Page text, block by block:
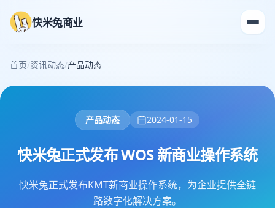
快米兔商业
首页/资讯动态/产品动态
产品动态 2024-01-15
快米兔正式发布 WOS 新商业操作系统
快米兔正式发布KMT新商业操作系统，为企业提供全链
路数字化解决方案。